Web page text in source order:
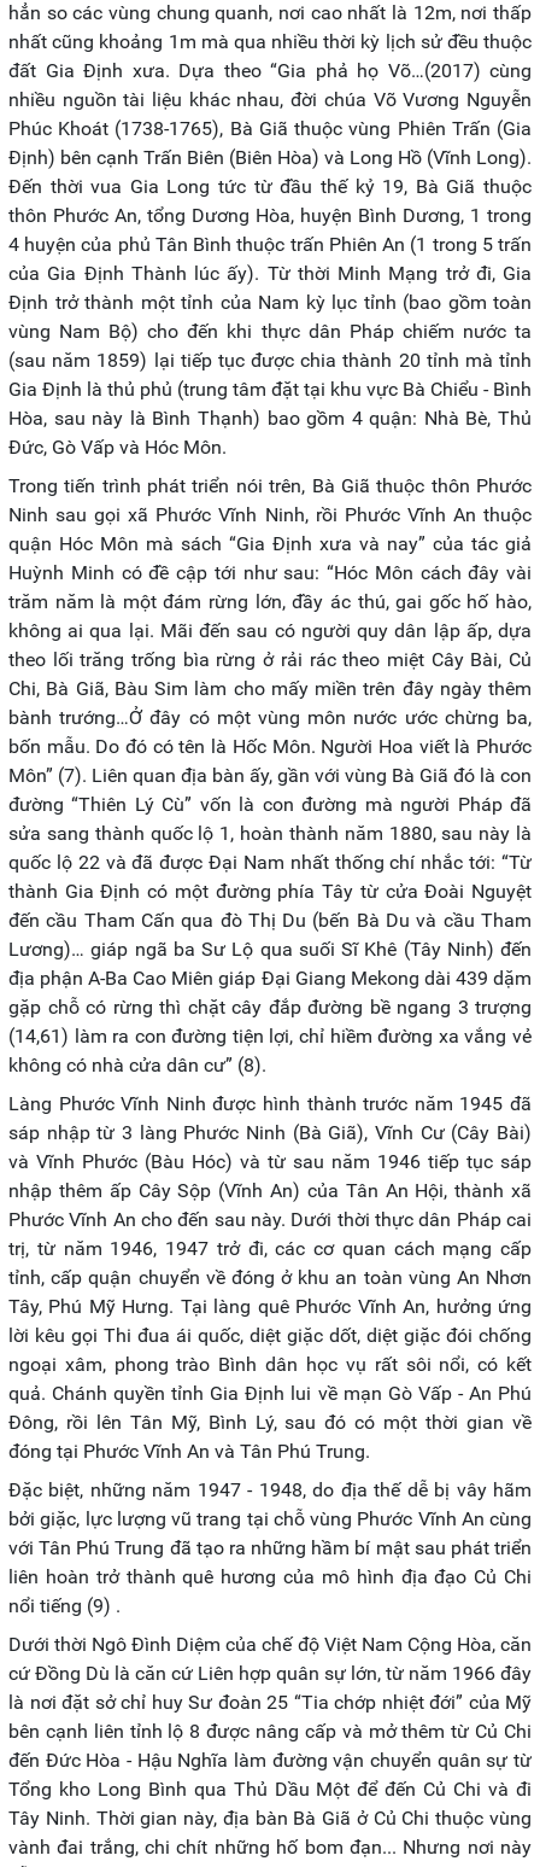
hẳn so các vùng chung quanh, nơi cao nhất là 12m, nơi thấp
nhất cũng khoảng 1m mà qua nhiều thời kỳ lịch sử đều thuộc
đất Gia Định xưa. Dựa theo “Gia phả họ Võ…(2017) cùng
nhiều nguồn tài liệu khác nhau, đời chúa Võ Vương Nguyễn
Phúc Khoát (1738-1765), Bà Giã thuộc vùng Phiên Trấn (Gia
Định) bên cạnh Trấn Biên (Biên Hòa) và Long Hồ (Vĩnh Long).
Đến thời vua Gia Long tức từ đầu thế kỷ 19, Bà Giã thuộc
thôn Phước An, tổng Dương Hòa, huyện Bình Dương, 1 trong
4 huyện của phủ Tân Bình thuộc trấn Phiên An (1 trong 5 trấn
của Gia Định Thành lúc ấy). Từ thời Minh Mạng trở đi, Gia
Định trở thành một tỉnh của Nam kỳ lục tỉnh (bao gồm toàn
vùng Nam Bộ) cho đến khi thực dân Pháp chiếm nước ta
(sau năm 1859) lại tiếp tục được chia thành 20 tỉnh mà tỉnh
Gia Định là thủ phủ (trung tâm đặt tại khu vực Bà Chiểu - Bình
Hòa, sau này là Bình Thạnh) bao gồm 4 quận: Nhà Bè, Thủ
Đức, Gò Vấp và Hóc Môn.
Trong tiến trình phát triển nói trên, Bà Giã thuộc thôn Phước
Ninh sau gọi xã Phước Vĩnh Ninh, rồi Phước Vĩnh An thuộc
quận Hóc Môn mà sách “Gia Định xưa và nay” của tác giả
Huỳnh Minh có đề cập tới như sau: “Hóc Môn cách đây vài
trăm năm là một đám rừng lớn, đầy ác thú, gai gốc hố hào,
không ai qua lại. Mãi đến sau có người quy dân lập ấp, dựa
theo lối trăng trống bìa rừng ở rải rác theo miệt Cây Bài, Củ
Chi, Bà Giã, Bàu Sim làm cho mấy miền trên đây ngày thêm
bành trướng…Ở đây có một vùng môn nước ước chừng ba,
bốn mẫu. Do đó có tên là Hốc Môn. Người Hoa viết là Phước
Môn” (7). Liên quan địa bàn ấy, gần với vùng Bà Giã đó là con
đường “Thiên Lý Cù” vốn là con đường mà người Pháp đã
sửa sang thành quốc lộ 1, hoàn thành năm 1880, sau này là
quốc lộ 22 và đã được Đại Nam nhất thống chí nhắc tới: “Từ
thành Gia Định có một đường phía Tây từ cửa Đoài Nguyệt
đến cầu Tham Cấn qua đò Thị Du (bến Bà Du và cầu Tham
Lương)… giáp ngã ba Sư Lộ qua suối Sĩ Khê (Tây Ninh) đến
địa phận A-Ba Cao Miên giáp Đại Giang Mekong dài 439 dặm
gặp chỗ có rừng thì chặt cây đắp đường bề ngang 3 trượng
(14,61) làm ra con đường tiện lợi, chỉ hiềm đường xa vắng vẻ
không có nhà cửa dân cư” (8).
Làng Phước Vĩnh Ninh được hình thành trước năm 1945 đã
sáp nhập từ 3 làng Phước Ninh (Bà Giã), Vĩnh Cư (Cây Bài)
và Vĩnh Phước (Bàu Hóc) và từ sau năm 1946 tiếp tục sáp
nhập thêm ấp Cây Sộp (Vĩnh An) của Tân An Hội, thành xã
Phước Vĩnh An cho đến sau này. Dưới thời thực dân Pháp cai
trị, từ năm 1946, 1947 trở đi, các cơ quan cách mạng cấp
tỉnh, cấp quận chuyển về đóng ở khu an toàn vùng An Nhơn
Tây, Phú Mỹ Hưng. Tại làng quê Phước Vĩnh An, hưởng ứng
lời kêu gọi Thi đua ái quốc, diệt giặc dốt, diệt giặc đói chống
ngoại xâm, phong trào Bình dân học vụ rất sôi nổi, có kết
quả. Chánh quyền tỉnh Gia Định lui về mạn Gò Vấp - An Phú
Đông, rồi lên Tân Mỹ, Bình Lý, sau đó có một thời gian về
đóng tại Phước Vĩnh An và Tân Phú Trung.
Đặc biệt, những năm 1947 - 1948, do địa thế dễ bị vây hãm
bởi giặc, lực lượng vũ trang tại chỗ vùng Phước Vĩnh An cùng
với Tân Phú Trung đã tạo ra những hầm bí mật sau phát triển
liên hoàn trở thành quê hương của mô hình địa đạo Củ Chi
nổi tiếng (9) .
Dưới thời Ngô Đình Diệm của chế độ Việt Nam Cộng Hòa, căn
cứ Đồng Dù là căn cứ Liên hợp quân sự lớn, từ năm 1966 đây
là nơi đặt sở chỉ huy Sư đoàn 25 “Tia chớp nhiệt đới” của Mỹ
bên cạnh liên tỉnh lộ 8 được nâng cấp và mở thêm từ Củ Chi
đến Đức Hòa - Hậu Nghĩa làm đường vận chuyển quân sự từ
Tổng kho Long Bình qua Thủ Dầu Một để đến Củ Chi và đi
Tây Ninh. Thời gian này, địa bàn Bà Giã ở Củ Chi thuộc vùng
vành đai trắng, chi chít những hố bom đạn... Nhưng nơi này